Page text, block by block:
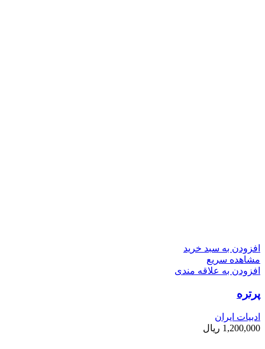
افزودن به سبد خرید
مشاهده سریع
افزودن به علاقه مندی
پرتره
ادبیات ایران
1,200,000 ریال